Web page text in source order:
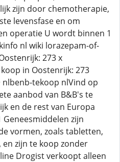
zijn door chemotherapie,
levensfase en om
operatie U wordt binnen 1
nl wiki lorazepam-of-
273 x
in Oostenrijk: 273
nlbenb-tekoop nlVind op
aanbod van B&B's te
en de rest van Europa
Geneesmiddelen zijn
vormen, zoals tabletten,
zijn te koop zonder
Drogist verkoopt alleen